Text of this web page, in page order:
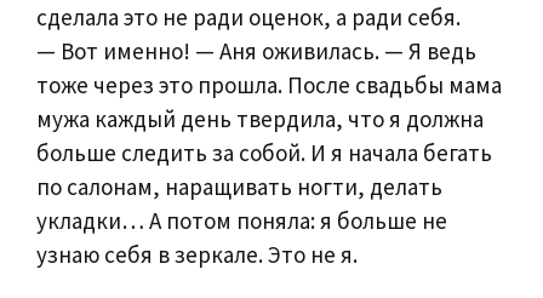
сделала это не ради оценок, а ради себя.
— Вот именно! — Аня оживилась. — Я ведь
тоже через это прошла. После свадьбы мама
мужа каждый день твердила, что я должна
больше следить за собой. И я начала бегать
по салонам, наращивать ногти, делать
укладки… А потом поняла: я больше не
узнаю себя в зеркале. Это не я.